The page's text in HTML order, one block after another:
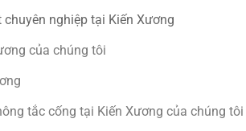
nghiệp tại Kiến Xương
của chúng tôi
tắc cống tại Kiến Xương của chúng tôi